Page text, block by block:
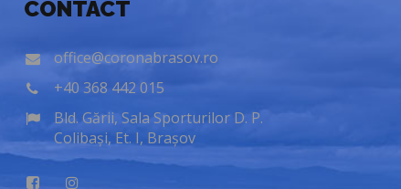
CONTACT
office@coronabrasov.ro
+40 368 442 015
Bld. Gării, Sala Sporturilor D. P.
Colibași, Et. I, Brașov